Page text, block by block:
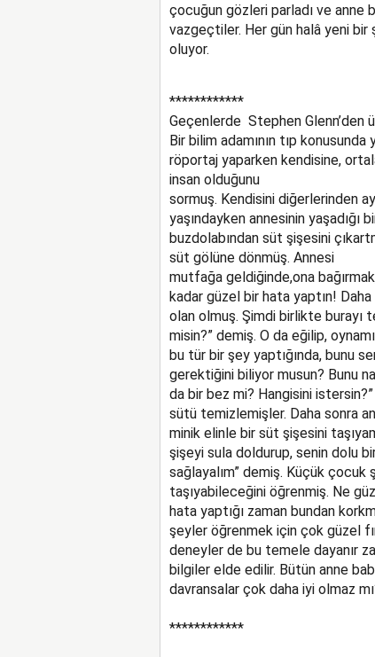
çocuğun gözleri parladı ve anne
vazgeçtiler. Her gün halâ yeni
oluyor.
************
Geçenlerde Stephen Glenn’den
Bir bilim adamının tıp
röportaj yaparken kendisine,
insan olduğunu
sormuş. Kendisini diğerlerinden
yaşındayken annesinin yaşadığı
buzdolabından süt şişesini
süt gölüne dönmüş. Annesi
mutfağa geldiğinde,ona
kadar güzel bir hata yaptın!
olan olmuş. Şimdi birlikte
misin?” demiş. O da eğilip,
bu tür bir şey yaptığında, bunu
gerektiğini biliyor musun? Bunu
da bir bez mi? Hangisini
sütü temizlemişler. Daha sonra
minik elinle bir süt şişesini
şişeyi sula doldurup, senin dolu
sağlayalım” demiş. Küçük
taşıyabileceğini öğrenmiş. Ne
hata yaptığı zaman bundan
şeyler öğrenmek için çok güzel
deneyler de bu temele dayanır
bilgiler elde edilir. Bütün anne
davransalar çok daha iyi olmaz
************